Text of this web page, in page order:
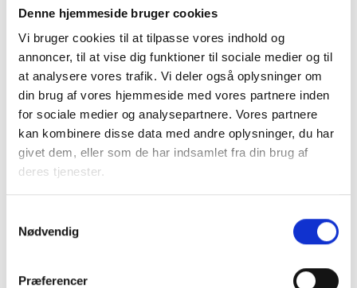
Denne hjemmeside bruger cookies
Vi bruger cookies til at tilpasse vores indhold og
annoncer, til at vise dig funktioner til sociale medier og til
at analysere vores trafik. Vi deler også oplysninger om
din brug af vores hjemmeside med vores partnere inden
for sociale medier og analysepartnere. Vores partnere
kan kombinere disse data med andre oplysninger, du har
givet dem, eller som de har indsamlet fra din brug af
deres tjenester.
Nødvendig
Præferencer
Med venlig hilsen
Bent Madsen / Christina Wandt
Kontakt
Adm. direktør